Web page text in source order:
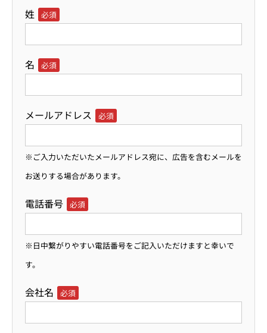
姓 必須
名 必須
メールアドレス 必須
※ご入力いただいたメールアドレス宛に、広告を含むメールを
お送りする場合があります。
電話番号 必須
※日中繋がりやすい電話番号をご記入いただけますと幸いで
す。
会社名 必須